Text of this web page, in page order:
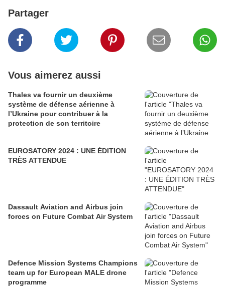
Partager
Vous aimerez aussi
Thales va fournir un deuxième
système de défense aérienne à
l’Ukraine pour contribuer à la
protection de son territoire
EUROSATORY 2024 : UNE ÉDITION
TRÈS ATTENDUE
Dassault Aviation and Airbus join
forces on Future Combat Air System
Defence Mission Systems Champions
team up for European MALE drone
programme